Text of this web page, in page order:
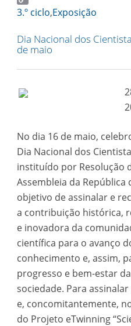
Copy
3.º ciclo,Exposição
Dia Nacional dos
de maio
No dia 16 de maio,
Dia Nacional dos
instituído por Resolução
Assembleia da República
objetivo de assinalar e
a contribuição histórica,
e inovadora da
científica para o avanço
conhecimento e, assim,
progresso e bem-estar da
sociedade. Para
e, concomitantemente,
do Projeto eTwinning